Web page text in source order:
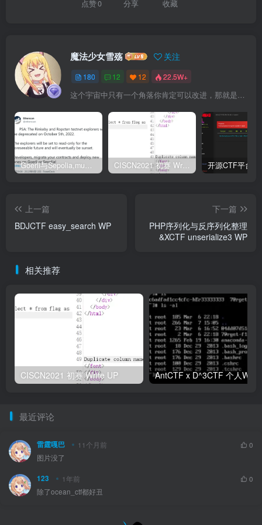
点赞0 分享 收藏
魔法少女雪殇 关注
180 12 12 22.5W+
这个宇宙中只有一个角落你肯定可以改进，那就是你自己
上一篇
BDJCTF easy_search WP
下一篇
PHP序列化与反序列化整理
&XCTF unserialize3 WP
相关推荐
CISCN2021 初赛 Write UP
最近评论
雷霆嘎巴 11个月前
0
图片没了
123 1年前
0
除了ocean_ctf都好丑